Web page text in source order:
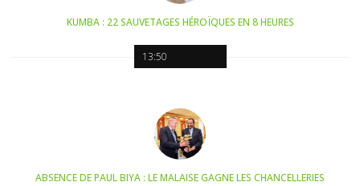
13:50
KUMBA : 22 SAUVETAGES HÉROÏQUES EN 8 HEURES
ABSENCE DE PAUL BIYA : LE MALAISE GAGNE LES CHANCELLERIES